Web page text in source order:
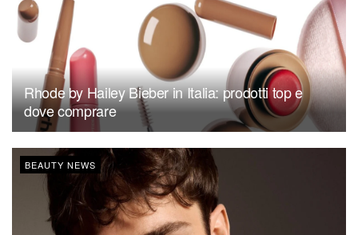
Rhode by Hailey Bieber in Italia: prodotti top e
dove comprare
BEAUTY NEWS